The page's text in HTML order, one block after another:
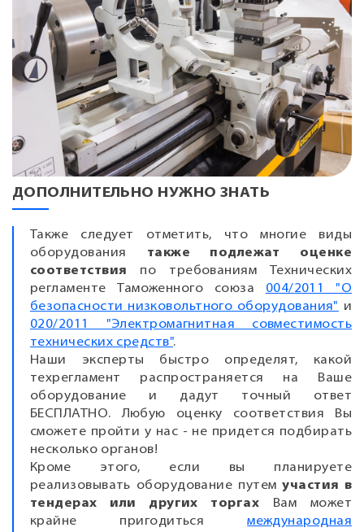
ДОПОЛНИТЕЛЬНО НУЖНО ЗНАТЬ
Также следует отметить, что многие виды
оборудования также подлежат оценке
соответствия по требованиям Технических
регламенте Таможенного союза 004/2011 "О
безопасности низковольтного оборудования" и
020/2011 "Электромагнитная совместимость
технических средств".
Наши эксперты быстро определят, какой
техрегламент распространяется на Ваше
оборудование и дадут точный ответ
БЕСПЛАТНО. Любую оценку соответствия Вы
сможете пройти у нас - не придется подбирать
несколько органов!
Кроме этого, если вы планируете
реализовывать оборудование путемучастия в
тендерах или других торгах Вам может
крайне пригодитьсямеждународная